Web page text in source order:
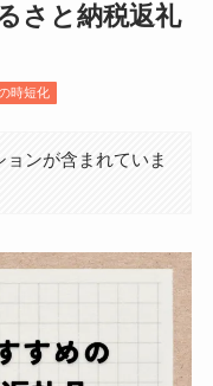
さと納税返礼
時短化
ンが含まれていま